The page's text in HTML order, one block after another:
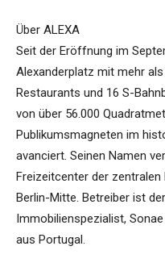
Über ALEXA
Seit der Eröffnung im
Alexanderplatz mit mehr
Restaurants und 16 S-
von über 56.000
Publikumsmagneten im
avanciert. Seinen Namen
Freizeitcenter der
Berlin-Mitte. Betreiber ist
Immobilienspezialist,
aus Portugal.